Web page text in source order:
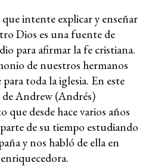
intente explicar y enseñar
Dios es una fuente de
para afirmar la fe cristiana.
de nuestros hermanos
toda la iglesia. En este
Andrew (Andrés)
que desde hace varios años
de su tiempo estudiando
y nos habló de ella en